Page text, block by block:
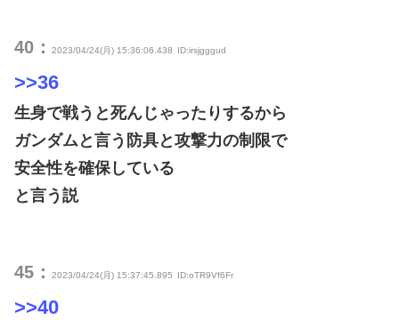
40： 2023/04/24(月) 15:36:06.438 ID:irsjgggud
>>36
生身で戦うと死んじゃったりするから
ガンダムと言う防具と攻撃力の制限で
安全性を確保している
と言う説
45： 2023/04/24(月) 15:37:45.895 ID:oTR9Vf6Fr
>>40